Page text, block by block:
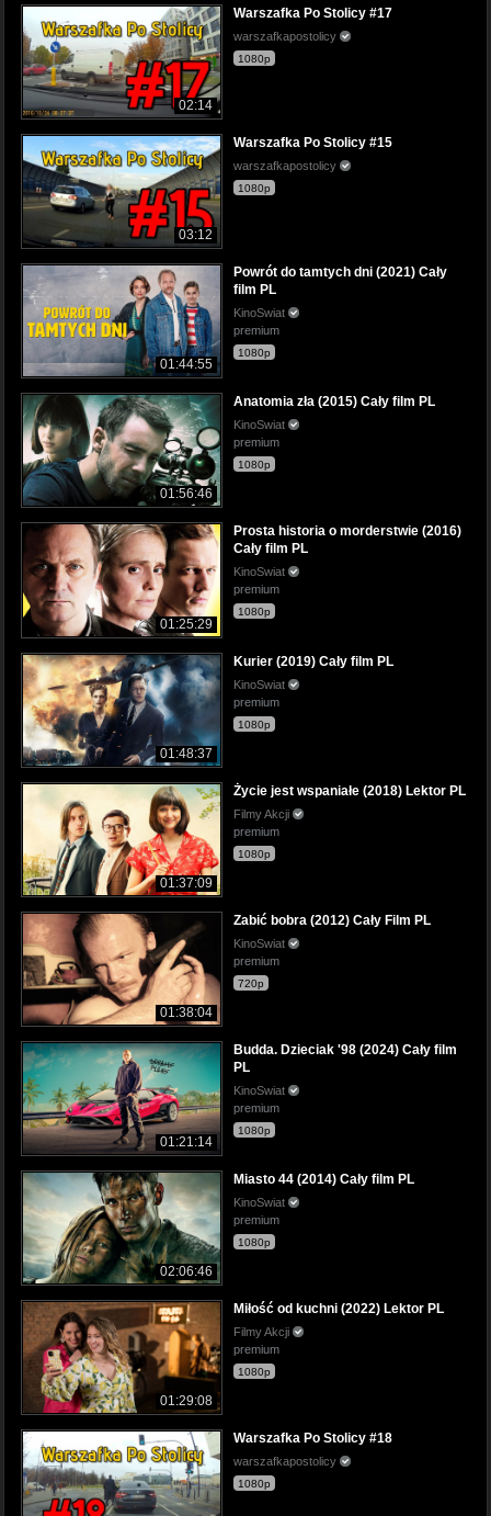
02:14
Warszafka Po Stolicy #17
warszafkapostolicy
1080p
03:12
Warszafka Po Stolicy #15
warszafkapostolicy
1080p
01:44:55
Powrót do tamtych dni (2021) Cały
film PL
KinoSwiat
premium
1080p
01:56:46
Anatomia zła (2015) Cały film PL
KinoSwiat
premium
1080p
01:25:29
Prosta historia o morderstwie (2016)
Cały film PL
KinoSwiat
premium
1080p
01:48:37
Kurier (2019) Cały film PL
KinoSwiat
premium
1080p
01:37:09
Życie jest wspaniałe (2018) Lektor PL
Filmy Akcji
premium
1080p
01:38:04
Zabić bobra (2012) Cały Film PL
KinoSwiat
premium
720p
01:21:14
Budda. Dzieciak '98 (2024) Cały film
PL
KinoSwiat
premium
1080p
02:06:46
Miasto 44 (2014) Cały film PL
KinoSwiat
premium
1080p
01:29:08
Miłość od kuchni (2022) Lektor PL
Filmy Akcji
premium
1080p
Warszafka Po Stolicy #18
warszafkapostolicy
1080p